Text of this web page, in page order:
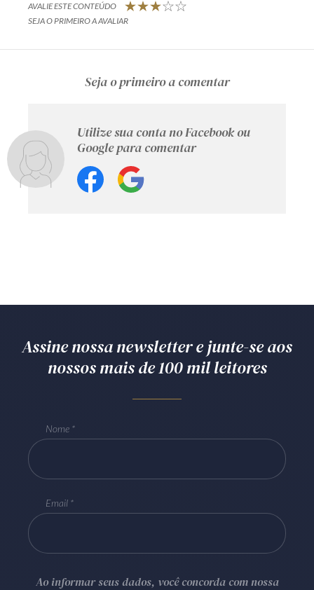
AVALIE ESTE CONTEÚDO
SEJA O PRIMEIRO A AVALIAR
Seja o primeiro a comentar
Utilize sua conta no Facebook ou
Google para comentar
Assine nossa newsletter e junte-se aos
nossos mais de 100 mil leitores
Nome
Email
Ao informar seus dados, você concorda com nossa